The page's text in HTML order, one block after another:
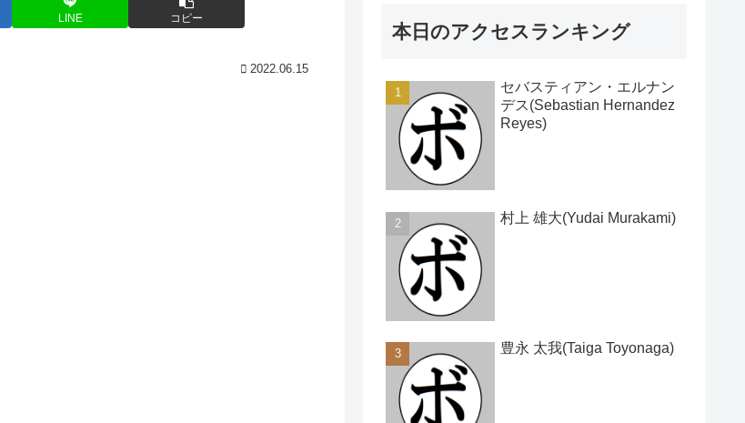
LINE コピー
2022.06.15
本日のアクセスランキング
セバスティアン・エルナン
デス(Sebastian Hernandez
Reyes)
村上 雄大(Yudai Murakami)
豊永 太我(Taiga Toyonaga)